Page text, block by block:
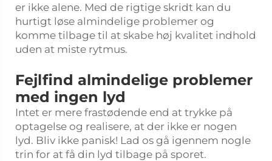
er ikke alene. Med de rigtige skridt kan du
hurtigt løse almindelige problemer og
komme tilbage til at skabe høj kvalitet indhold
uden at miste rytmus.
Fejlfind almindelige problemer
med ingen lyd
Intet er mere frastødende end at trykke på
optagelse og realisere, at der ikke er nogen
lyd. Bliv ikke panisk! Lad os gå igennem nogle
trin for at få din lyd tilbage på sporet.